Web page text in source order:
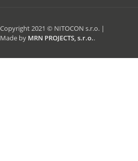
Copyright 2021 © NITOCON s.r.o. |
Made by MRN PROJECTS, s.r.o..